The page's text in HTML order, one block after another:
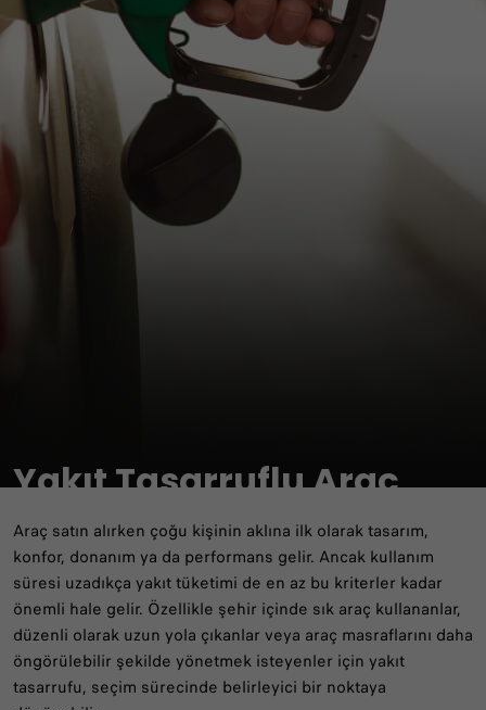
Yakıt Tasarruflu Araç
Seçerken Nelere Dikkat
Edilmeli?
Araç satın alırken çoğu kişinin aklına ilk olarak tasarım,
konfor, donanım ya da performans gelir. Ancak kullanım
süresi uzadıkça yakıt tüketimi de en az bu kriterler kadar
önemli hale gelir. Özellikle şehir içinde sık araç kullananlar,
düzenli olarak uzun yola çıkanlar veya araç masraflarını daha
öngörülebilir şekilde yönetmek isteyenler için yakıt
tasarrufu, seçim sürecinde belirleyici bir noktaya